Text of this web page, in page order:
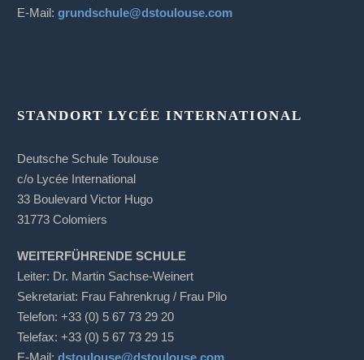
E-Mail:grundschule@dstoulouse.com
STANDORT LYCÉE INTERNATIONAL
Deutsche Schule Toulouse
c/o Lycée International
33 Boulevard Victor Hugo
31773 Colomiers
WEITERFÜHRENDE SCHULE
Leiter: Dr. Martin Sachse-Weinert
Sekretariat: Frau Fahrenkrug / Frau Pilo
Telefon: +33 (0) 5 67 73 29 20
Telefax: +33 (0) 5 67 73 29 15
E-Mail:dstoulouse@dstoulouse.com